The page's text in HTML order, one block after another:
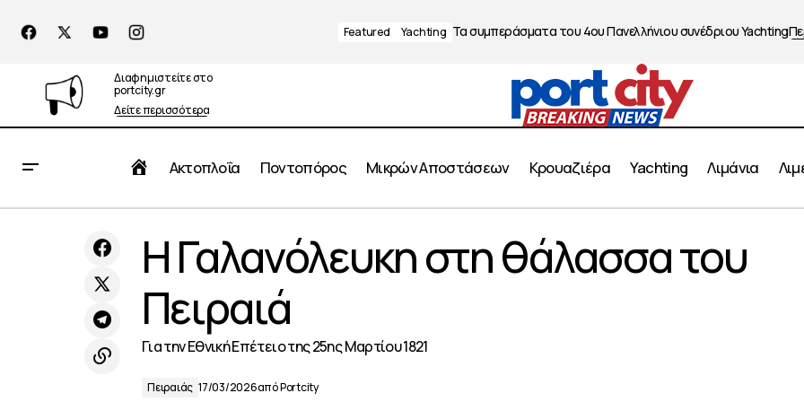
Featured Yachting Τα συμπεράσματα του 4ου Πανελλήνιου συνέδριου Yachting
Διαφημιστείτε στο
portcity.gr
Δείτε περισσότερα
Αρχική
Ακτοπλοΐα Ποντοπόρος Μικρών Αποστάσεων Κρουαζιέρα Yachting Λιμάνια
δύο Ultramaxes
Η Γαλανόλευκη στη θάλασσα του Πειραιά
Η Γαλανόλευκη στη θάλασσα του
Πειραιά
Για την Εθνική Επέτειο της 25ης Μαρτίου 1821
Πειραιάς 17/03/2026απόPortcity